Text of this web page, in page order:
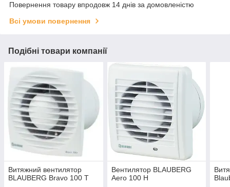
Повернення товару впродовж 14 днів за домовленістю
Всі умови повернення
Подібні товари компанії
Витяжний вентилятор
BLAUBERG Bravo 100 Т
Вентилятор BLAUBERG
Aero 100 H